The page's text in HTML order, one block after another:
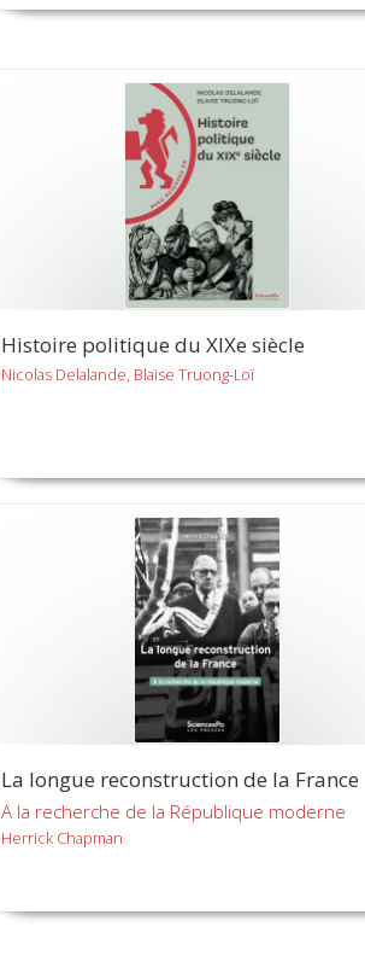
Histoire politique du XIXe siècle
Nicolas Delalande, Blaise Truong-Loï
La longue reconstruction de la France
A la recherche de la République moderne
Herrick Chapman